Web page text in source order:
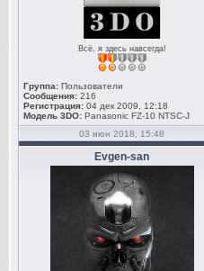
Всё, я здесь навсегда!
Группа: Пользователи
Сообщения: 216
Регистрация: 04 дек 2009, 12:18
Модель 3DO: Panasonic FZ-10 NTSC-J
03 июн 2018, 15:48
Evgen-san